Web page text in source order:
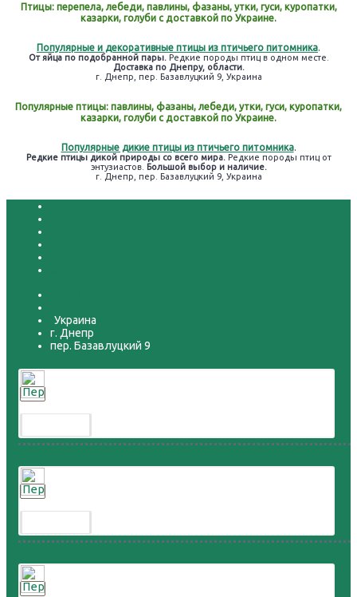
Птицы: перепела, лебеди, павлины, фазаны, утки, гуси, куропатки,
казарки, голуби с доставкой по Украине.
Популярные и декоративные птицы из птичьего питомника.
От яйца по подобранной пары. Редкие породы птиц в одном месте.
Доставка по Днепру, области.
г. Днепр, пер. Базавлуцкий 9, Украина
Популярные птицы: павлины, фазаны, лебеди, утки, гуси, куропатки,
казарки, голуби с доставкой по Украине.
Популярные дикие птицы из птичьего питомника.
Редкие птицы дикой природы со всего мира. Редкие породы птиц от
энтузиастов. Большой выбор и наличие.
г. Днепр, пер. Базавлуцкий 9, Украина
Украина
г. Днепр
пер. Базавлуцкий 9